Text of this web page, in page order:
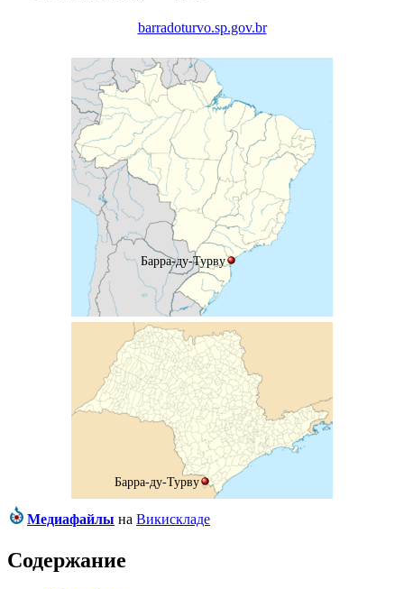
barradoturvo.sp.gov.br
Барра-ду-Турву
Барра-ду-Турву
Медиафайлы на Викискладе
Содержание